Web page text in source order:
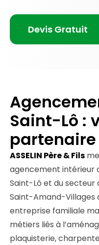
Devis Gratuit
Saint-Lô :
ASSELIN Père & Fils
agencement intérieur
Saint-Lô et du secteur
Saint-Amand-Villages
entreprise familiale
métiers liés à
plaquisterie,